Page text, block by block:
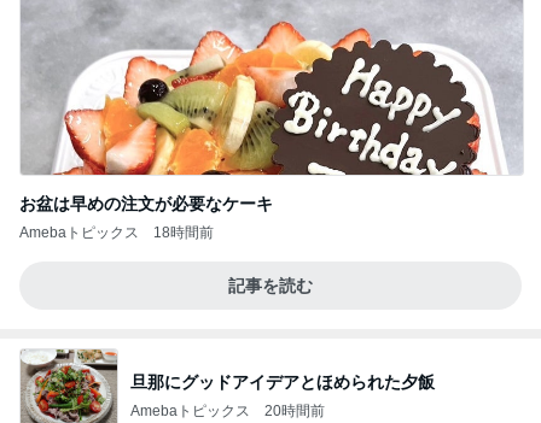
お盆は早めの注文が必要なケーキ
Amebaトピックス 18時間前
記事を読む
旦那にグッドアイデアとほめられた夕飯
Amebaトピックス 20時間前